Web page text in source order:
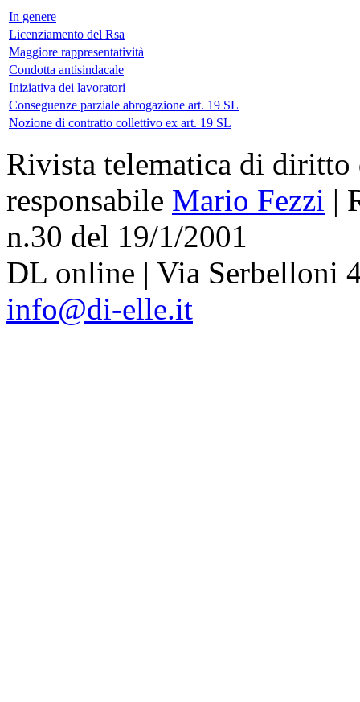
In genere
Licenziamento del Rsa
Maggiore rappresentatività
Condotta antisindacale
Iniziativa dei lavoratori
Conseguenze parziale abrogazione art. 19 SL
Nozione di contratto collettivo ex art. 19 SL
Rivista telematica di
responsabile Mario Fezzi |
n.30 del 19/1/2001
DL online | Via Serbelloni
info@di-elle.it